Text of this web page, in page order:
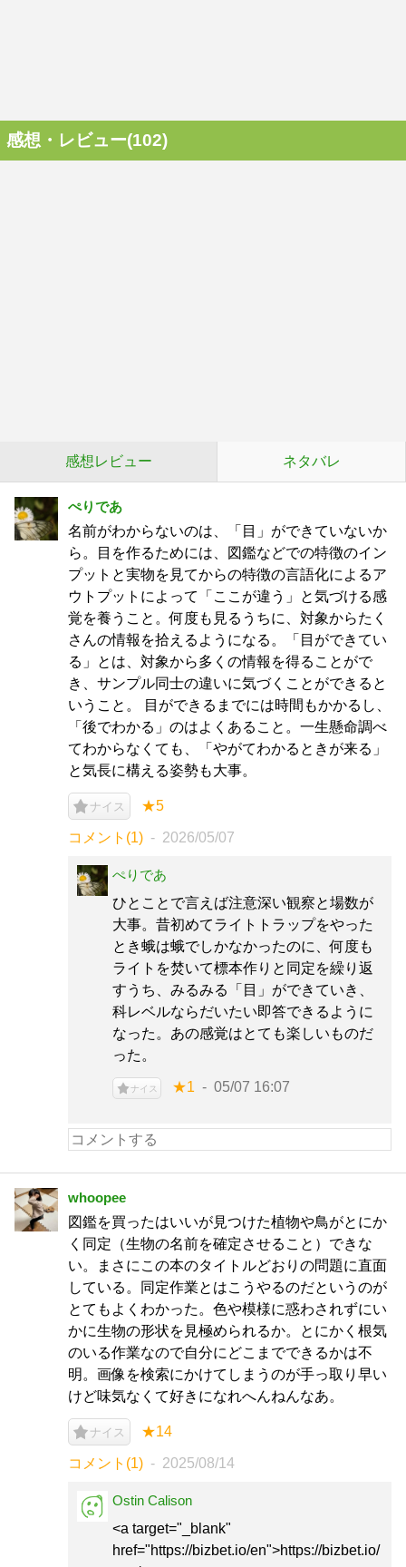
感想・レビュー(102)
感想レビュー ネタバレ
ぺりであ
名前がわからないのは、「目」ができていないか
ら。目を作るためには、図鑑などでの特徴のイン
プットと実物を見てからの特徴の言語化によるア
ウトプットによって「ここが違う」と気づける感
覚を養うこと。何度も見るうちに、対象からたく
さんの情報を拾えるようになる。「目ができてい
る」とは、対象から多くの情報を得ることがで
き、サンプル同士の違いに気づくことができると
いうこと。 目ができるまでには時間もかかるし、
「後でわかる」のはよくあること。一生懸命調べ
てわからなくても、「やがてわかるときが来る」
と気長に構える姿勢も大事。
ナイス ★5
コメント(1) 2026/05/07
ぺりであ
ひとことで言えば注意深い観察と場数が
大事。昔初めてライトトラップをやった
とき蛾は蛾でしかなかったのに、何度も
ライトを焚いて標本作りと同定を繰り返
すうち、みるみる「目」ができていき、
科レベルならだいたい即答できるように
なった。あの感覚はとても楽しいものだ
った。
ナイス ★1 05/07 16:07
whoopee
図鑑を買ったはいいが見つけた植物や鳥がとにか
く同定（生物の名前を確定させること）できな
い。まさにこの本のタイトルどおりの問題に直面
している。同定作業とはこうやるのだというのが
とてもよくわかった。色や模様に惑わされずにい
かに生物の形状を見極められるか。とにかく根気
のいる作業なので自分にどこまでできるかは不
明。画像を検索にかけてしまうのが手っ取り早い
けど味気なくて好きになれへんねんなあ。
ナイス ★14
コメント(1) 2025/08/14
Ostin Calison
<a target="_blank"
href="https://bizbet.io/en">https://bizbet.io/